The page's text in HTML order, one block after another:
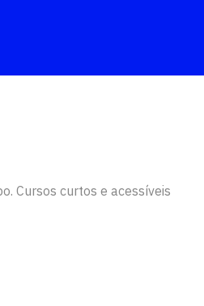
Cursos curtos e acessíveis